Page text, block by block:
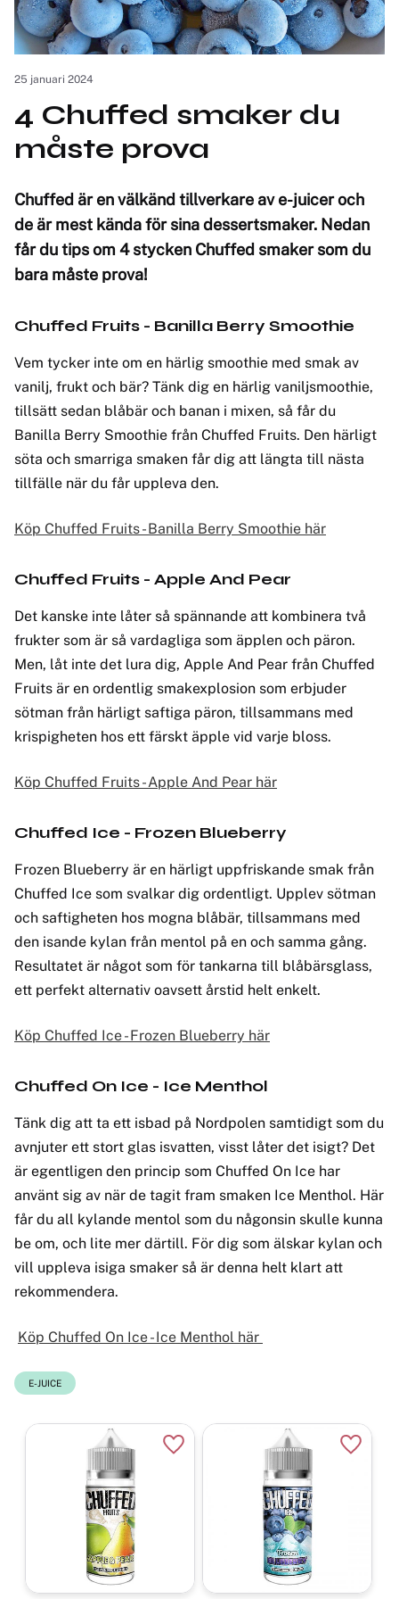
25 januari 2024
4 Chuffed smaker du
måste prova
Chuffed är en välkänd tillverkare av e-juicer och
de är mest kända för sina dessertsmaker. Nedan
får du tips om 4 stycken Chuffed smaker som du
bara måste prova!
Chuffed Fruits - Banilla Berry Smoothie
Vem tycker inte om en härlig smoothie med smak av
vanilj, frukt och bär? Tänk dig en härlig vaniljsmoothie,
tillsätt sedan blåbär och banan i mixen, så får du
Banilla Berry Smoothie från Chuffed Fruits. Den härligt
söta och smarriga smaken får dig att längta till nästa
tillfälle när du får uppleva den.
Köp Chuffed Fruits - Banilla Berry Smoothie här
Chuffed Fruits - Apple And Pear
Det kanske inte låter så spännande att kombinera två
frukter som är så vardagliga som äpplen och päron.
Men, låt inte det lura dig, Apple And Pear från Chuffed
Fruits är en ordentlig smakexplosion som erbjuder
sötman från härligt saftiga päron, tillsammans med
krispigheten hos ett färskt äpple vid varje bloss.
Köp Chuffed Fruits - Apple And Pear här
Chuffed Ice - Frozen Blueberry
Frozen Blueberry är en härligt uppfriskande smak från
Chuffed Ice som svalkar dig ordentligt. Upplev sötman
och saftigheten hos mogna blåbär, tillsammans med
den isande kylan från mentol på en och samma gång.
Resultatet är något som för tankarna till blåbärsglass,
ett perfekt alternativ oavsett årstid helt enkelt.
Köp Chuffed Ice - Frozen Blueberry här
Chuffed On Ice - Ice Menthol
Tänk dig att ta ett isbad på Nordpolen samtidigt som du
avnjuter ett stort glas isvatten, visst låter det isigt? Det
är egentligen den princip som Chuffed On Ice har
använt sig av när de tagit fram smaken Ice Menthol. Här
får du all kylande mentol som du någonsin skulle kunna
be om, och lite mer därtill. För dig som älskar kylan och
vill uppleva isiga smaker så är denna helt klart att
rekommendera.
Köp Chuffed On Ice - Ice Menthol här
E-JUICE
Lägg till i favoriter Lägg